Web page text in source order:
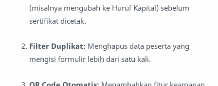
(misalnya mengubah ke Huruf Kapital) sebelum
sertifikat dicetak.
Filter Duplikat: Menghapus data peserta yang
mengisi formulir lebih dari satu kali.